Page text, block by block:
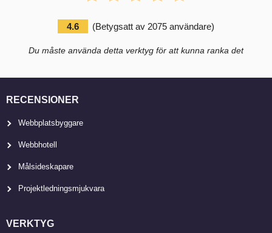
4.6 (Betygsatt av 2075 användare)
Du måste använda detta verktyg för att kunna ranka det
RECENSIONER
Webbplatsbyggare
Webbhotell
Målsideskapare
Projektledningsmjukvara
VERKTYG